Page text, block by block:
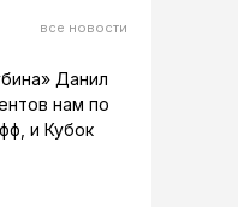
все новости
Данил
нам по
и Кубок